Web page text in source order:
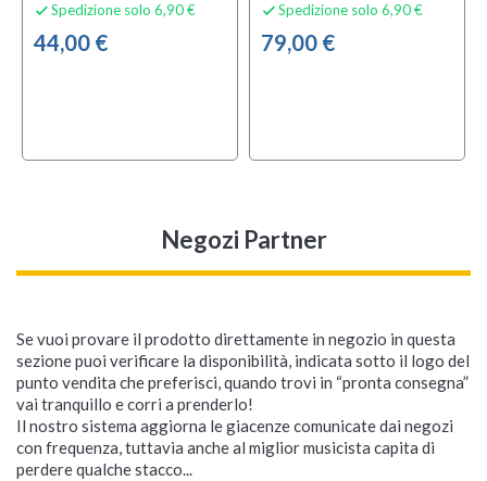
 Spedizione solo 6,90 €
44,00 €
 Spedizione solo 6,90 €
79,00 €
Negozi Partner
Se vuoi provare il prodotto direttamente in negozio in questa
sezione puoi verificare la disponibilità, indicata sotto il logo del
punto vendita che preferisci, quando trovi in “pronta consegna”
vai tranquillo e corri a prenderlo!
Il nostro sistema aggiorna le giacenze comunicate dai negozi
con frequenza, tuttavia anche al miglior musicista capita di
perdere qualche stacco...